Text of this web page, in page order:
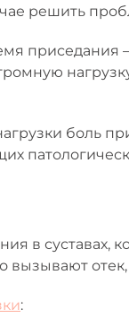
решить
приседания
боль
в
вызывают
: